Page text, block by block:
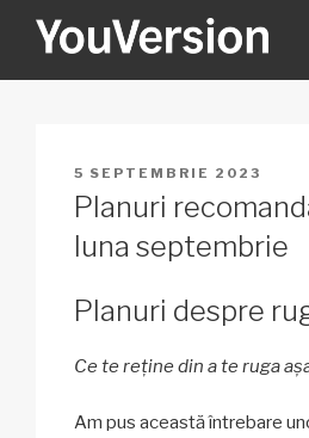
YOUVERSION
PUBLICAT
PE
5 SEPTEMBRIE 2023
Planuri
luna septembrie
Planuri despre
Ce te reține din a te ruga
Am pus această întrebare